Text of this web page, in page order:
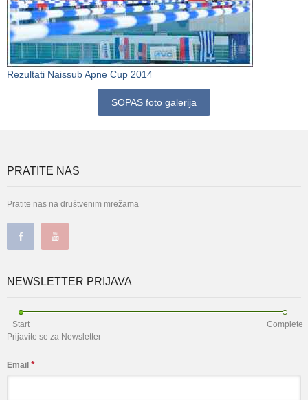
Rezultati Naissub Apne Cup 2014
SOPAS foto galerija
PRATITE NAS
Pratite nas na društvenim mrežama
NEWSLETTER PRIJAVA
Start
Complete
Prijavite se za Newsletter
Email *